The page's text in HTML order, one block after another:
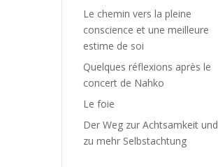
Le chemin vers la pleine
conscience et une meilleure
estime de soi
Quelques réflexions après le
concert de Nahko
Le foie
Der Weg zur Achtsamkeit und
zu mehr Selbstachtung